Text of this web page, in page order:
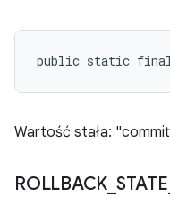
public static final
Wartość stała:
ROLLBACK STATE